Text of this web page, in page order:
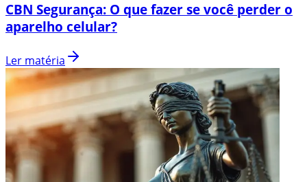
CBN Segurança: O que fazer se você perder o
aparelho celular?
Ler matéria